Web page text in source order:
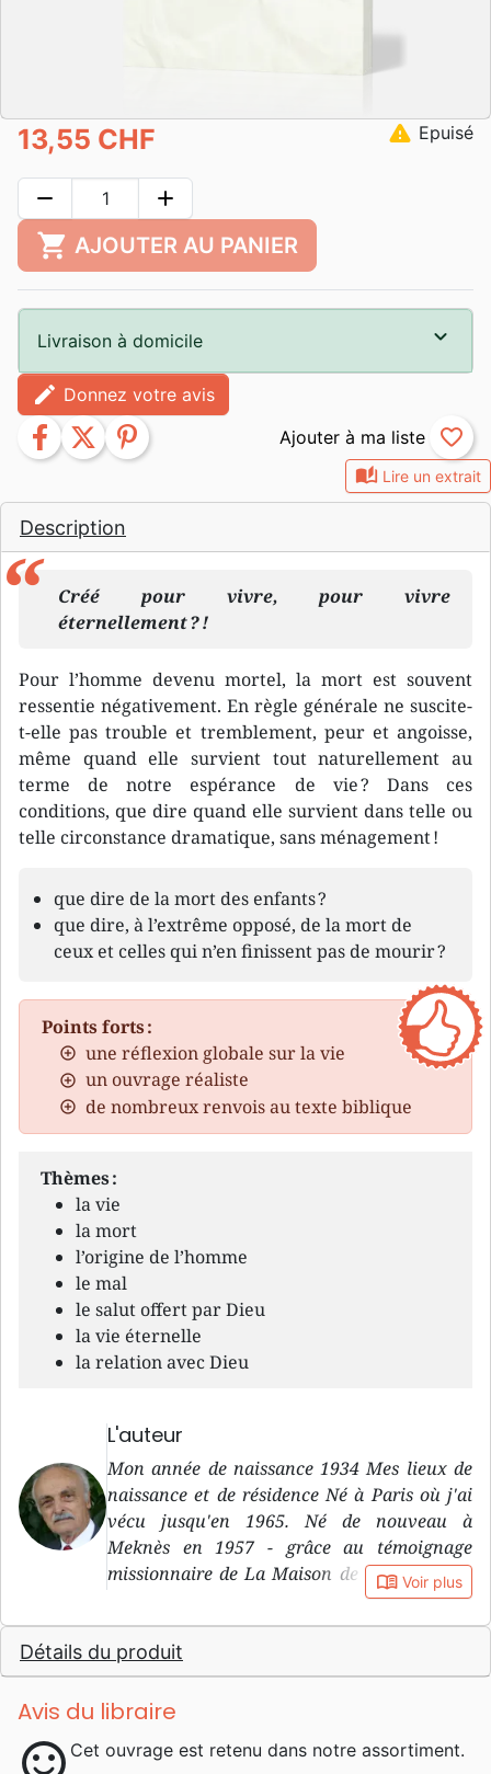
auto_stories Lire un extrait
Description
Créé pour vivre, pour vivre
éternellement ? !
Pour l’homme devenu mortel, la mort est souvent
ressentie négativement. En règle générale ne suscite-
t-elle pas trouble et tremblement, peur et angoisse,
même quand elle survient tout naturellement au
terme de notre espérance de vie ? Dans ces
conditions, que dire quand elle survient dans telle ou
telle circonstance dramatique, sans ménagement !
que dire de la mort des enfants ?
que dire, à l’extrême opposé, de la mort de
ceux et celles qui n’en finissent pas de mourir ?
Points forts :
une réflexion globale sur la vie
un ouvrage réaliste
de nombreux renvois au texte biblique
Thèmes :
la vie
la mort
l’origine de l’homme
le mal
le salut offert par Dieu
la vie éternelle
la relation avec Dieu
L'auteur
Mon année de naissance 1934 Mes lieux de
naissance et de résidence Né à Paris où j'ai
vécu jusqu'en 1965. Né de nouveau à
Meknès en 1957 - grâce au témoignage
missionnaire de La Maison de la Bible dans
cette ville. En service missionnaire à
Marseille avec mon épouse depuis 1965 dans
le cadre de la Maison de la Bible et de
l'Action Biblique. Accident de la circulation
en mai 1991 avec mon épouse et l'une de nos
trois invalides à différents degrés. Reprise de
book_open Voir plus
Détails du produit
Avis du libraire
sentiment_satisfied Cet ouvrage est retenu dans notre assortiment.
13,55 CHF warning Epuisé
remove add
shopping_cart AJOUTER AU PANIER
Livraison à domicile
edit Donnez votre avis
facebook twitter pinterest favorite_border